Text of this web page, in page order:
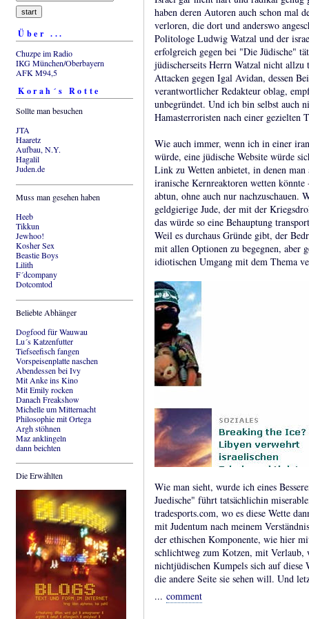
Über ...
Chuzpe im Radio
IKG München/Oberbayern
AFK M94,5
Korah´s Rotte
Sollte man besuchen
JTA
Haaretz
Aufbau, N.Y.
Hagalil
Juden.de
Muss man gesehen haben
Heeb
Tikkun
Jewhoo!
Kosher Sex
Beastie Boys
Lilith
F´dcompany
Dotcomtod
Beliebte Abhänger
Dogfood für Wauwau
Lu´s Katzenfutter
Tiefseefisch fangen
Vorspeisenplatte naschen
Abendessen bei Ivy
Mit Anke ins Kino
Mit Emily rocken
Danach Freakshow
Michelle um Mitternacht
Philosophie mit Ortega
Argh stöhnen
Maz anklingeln
dann beichten
Die Erwählten
haben deren Autoren auch schon mal
verloren, die dort und anderswo
Politologe Ludwig Watzal und der
erfolgreich gegen bei "Die Jüdische"
jüdischerseits Herrn Watzal nicht
Attacken gegen Igal Avidan, dessen
verantwortlicher Redakteur oblag,
unbegründet. Und ich bin selbst auch
Hamasterroristen nach einer gezielten
Wie auch immer, wenn ich in einer
würde, eine jüdische Website würde
Link zu Wetten anbietet, in denen
iranische Kernreaktoren wetten
abtun, ohne auch nur nachzuschauen.
geldgierige Jude, der mit der
das würde so eine Behauptung
Weil es durchaus Gründe gibt, der
mit allen Optionen zu begegnen, aber
idiotischen Umgang mit dem Thema
Wie man sieht, wurde ich eines
Juedische" führt tatsächlichin
tradesports.com, wo es diese Wette
mit Judentum nach meinem
der ethischen Komponente, wie hier
schlichtweg zum Kotzen, mit Verlaub,
nichtjüdischen Kumpels sich auf diese
die andere Seite sie sehen will. Und
... comment